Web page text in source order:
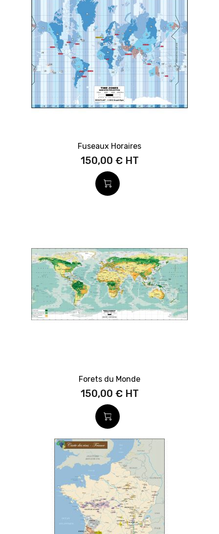
Fuseaux Horaires
150,00 €
Forets du Monde
150,00 €